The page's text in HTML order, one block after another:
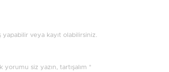
veya kayıt olabilirsiniz.
siz yazın, tartışalım *